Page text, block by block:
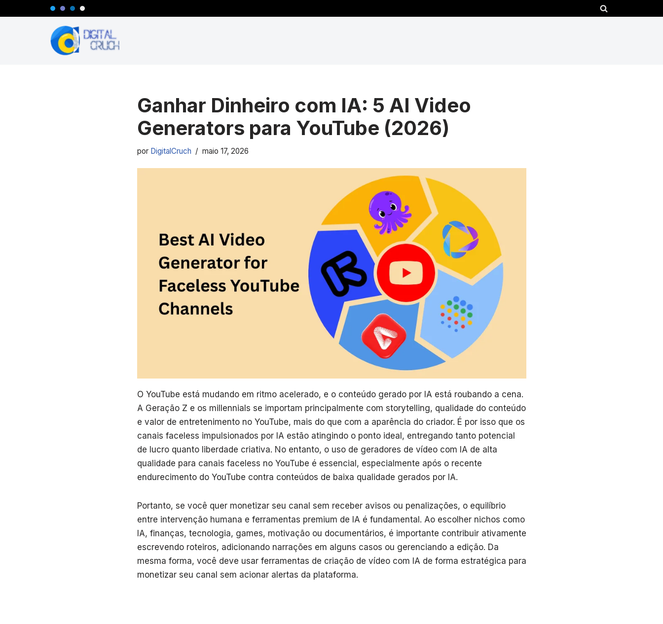
Ganhar Dinheiro com IA: 5 AI Video
Generators para YouTube (2026)
por DigitalCruch maio 17, 2026
O YouTube está mudando em ritmo acelerado, e o conteúdo gerado por IA está roubando a cena.
A Geração Z e os millennials se importam principalmente com storytelling, qualidade do conteúdo
e valor de entretenimento no YouTube, mais do que com a aparência do criador. É por isso que os
canais faceless impulsionados por IA estão atingindo o ponto ideal, entregando tanto potencial
de lucro quanto liberdade criativa. No entanto, o uso de geradores de vídeo com IA de alta
qualidade para canais faceless no YouTube é essencial, especialmente após o recente
endurecimento do YouTube contra conteúdos de baixa qualidade gerados por IA.
Portanto, se você quer monetizar seu canal sem receber avisos ou penalizações, o equilíbrio
entre intervenção humana e ferramentas premium de IA é fundamental. Ao escolher nichos como
IA, finanças, tecnologia, games, motivação ou documentários, é importante contribuir ativamente
escrevendo roteiros, adicionando narrações em alguns casos ou gerenciando a edição. Da
mesma forma, você deve usar ferramentas de criação de vídeo com IA de forma estratégica para
monetizar seu canal sem acionar alertas da plataforma.